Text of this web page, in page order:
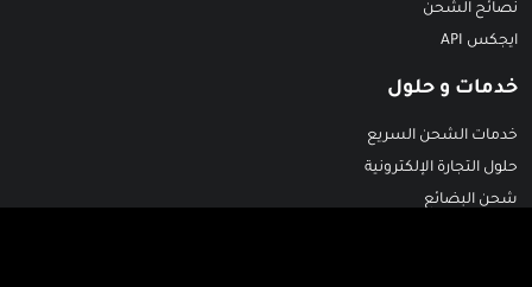
نصائح الشحن
ايجكس API
خدمات و حلول
خدمات الشحن السريع
حلول التجارة الإلكترونية
شحن البضائع